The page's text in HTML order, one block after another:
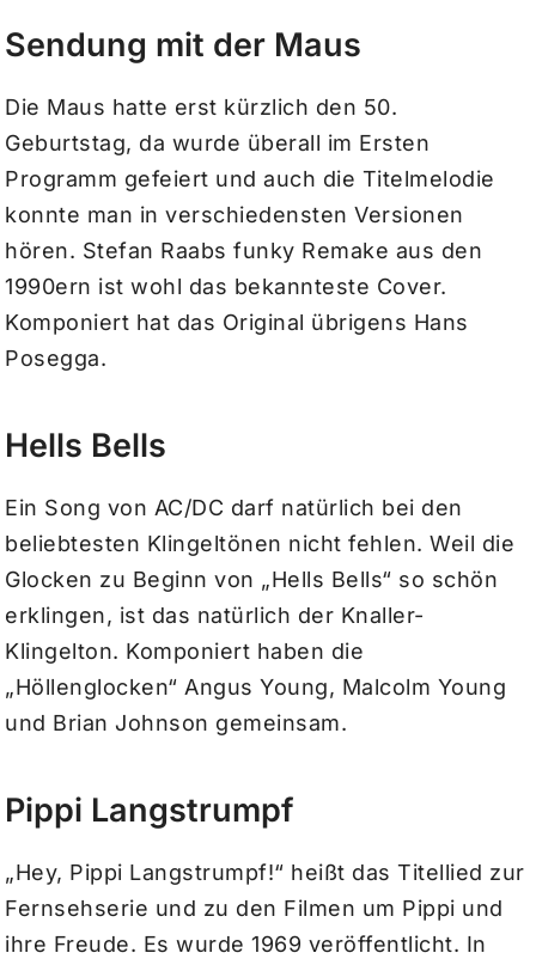
Sendung mit der Maus
Die Maus hatte erst kürzlich den 50.
Geburtstag, da wurde überall im Ersten
Programm gefeiert und auch die Titelmelodie
konnte man in verschiedensten Versionen
hören. Stefan Raabs funky Remake aus den
1990ern ist wohl das bekannteste Cover.
Komponiert hat das Original übrigens Hans
Posegga.
Hells Bells
Ein Song von AC/DC darf natürlich bei den
beliebtesten Klingeltönen nicht fehlen. Weil die
Glocken zu Beginn von „Hells Bells“ so schön
erklingen, ist das natürlich der Knaller-
Klingelton. Komponiert haben die
„Höllenglocken“ Angus Young, Malcolm Young
und Brian Johnson gemeinsam.
Pippi Langstrumpf
„Hey, Pippi Langstrumpf!“ heißt das Titellied zur
Fernsehserie und zu den Filmen um Pippi und
ihre Freude. Es wurde 1969 veröffentlicht. In